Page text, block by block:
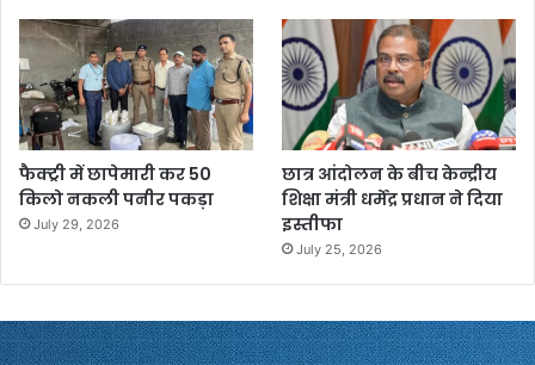
फैक्ट्री में छापेमारी कर 50
किलो नकली पनीर पकड़ा
July 29, 2026
छात्र आंदोलन के बीच केन्द्रीय
शिक्षा मंत्री धर्मेंद्र प्रधान ने दिया
इस्तीफा
July 25, 2026